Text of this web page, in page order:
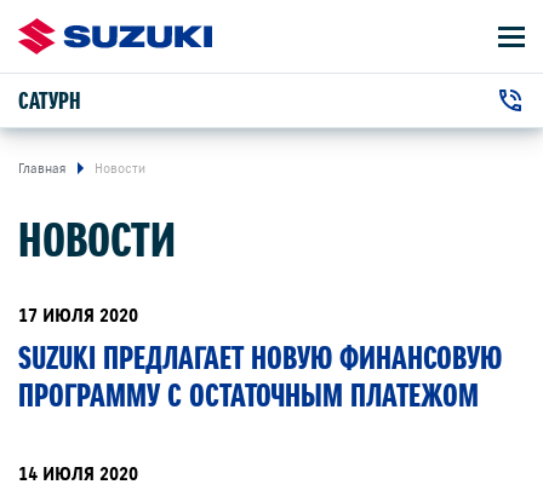
САТУРН
г. Челябинск, Молодогвардейцев улица, 2
АВТОМОБИЛИ
ВЛАДЕЛЬЦАМ
О КОМПАНИИ
КОНТАКТЫ
НОВОСТИ
Главная Новости
НОВОСТИ
17 ИЮЛЯ 2020
SUZUKI ПРЕДЛАГАЕТ НОВУЮ ФИНАНСОВУЮ
ПРОГРАММУ С ОСТАТОЧНЫМ ПЛАТЕЖОМ
14 ИЮЛЯ 2020